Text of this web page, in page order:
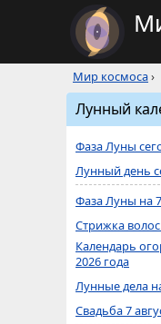
Мир космоса›
Лунный
Фаза Луны
Лунный день
Фаза Луны на 7
Стрижка волос
Календарь
2026 года
Лунные дела
Свадьба 7